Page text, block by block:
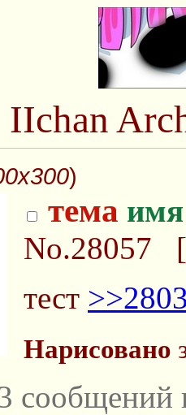
IIchan
)
тема имя
No.28057 [
тест
Нарисовано
сообщений